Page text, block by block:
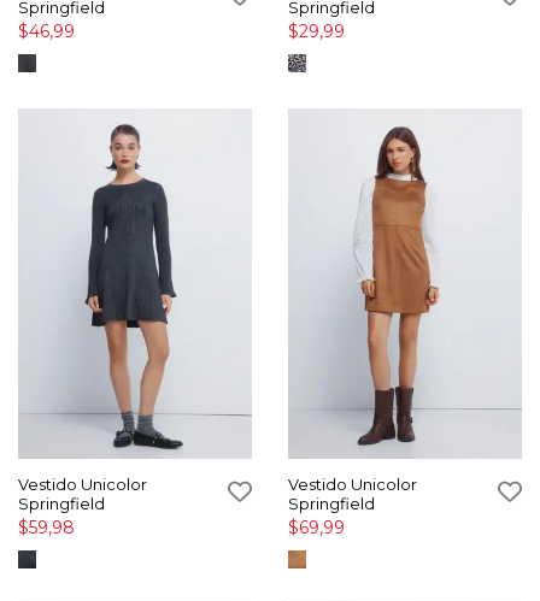
Springfield
$46,99
Springfield
$29,99
Vestido Unicolor
Springfield
$59,98
Vestido Unicolor
Springfield
$69,99